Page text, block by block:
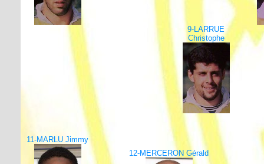
9-LARRUE
Christophe
11-MARLU Jimmy
12-MERCERON Gérald